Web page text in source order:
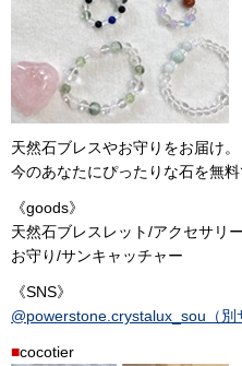
天然石ブレスやお守りをお届け。
今のあなたにぴったりな石を無
《goods》
天然石ブレスレット/アクセサリ
お守り/サンキャッチャー
《SNS》
@powerstone.crystalux_sou（別
■cocotier